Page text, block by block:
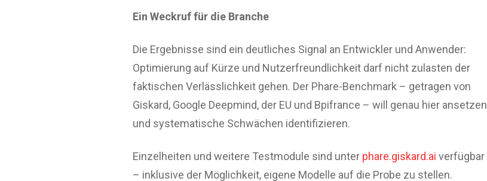
Ein Weckruf für die Branche
Die Ergebnisse sind ein deutliches Signal an Entwickler und Anwender:
Optimierung auf Kürze und Nutzerfreundlichkeit darf nicht zulasten der
faktischen Verlässlichkeit gehen. Der Phare-Benchmark – getragen von
Giskard, Google Deepmind, der EU und Bpifrance – will genau hier ansetzen
und systematische Schwächen identifizieren.
Einzelheiten und weitere Testmodule sind unter phare.giskard.ai verfügbar
– inklusive der Möglichkeit, eigene Modelle auf die Probe zu stellen.